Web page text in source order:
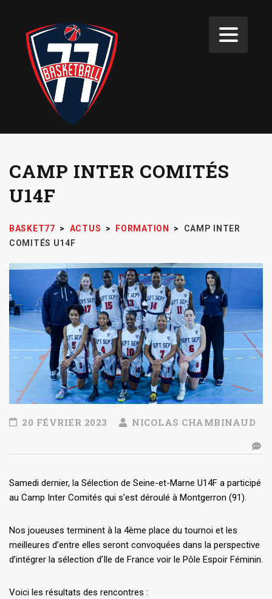
CAMP INTER COMITÉS
U14F
BASKET77 > ACTUS > FORMATION >
CAMP INTER
COMITÉS U14F
20 FÉVRIER 2023 NICOLAS CHAMBINAUD
Samedi dernier, la Sélection de Seine-et-Marne U14F a participé
au Camp Inter Comités qui s’est déroulé à Montgerron (91).
Nos joueuses terminent à la 4ème place du tournoi et les
meilleures d’entre elles seront convoquées dans la perspective
d’intégrer la sélection d’Ile de France voir le Pôle Espoir Féminin.
Voici les résultats des rencontres :